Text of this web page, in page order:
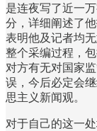
是连夜写了近一
分，详细阐述了
表明他及记者均
整个采编过程，
对方有无对国家
误，今后必定会
思主义新闻观。
对于自己的这一